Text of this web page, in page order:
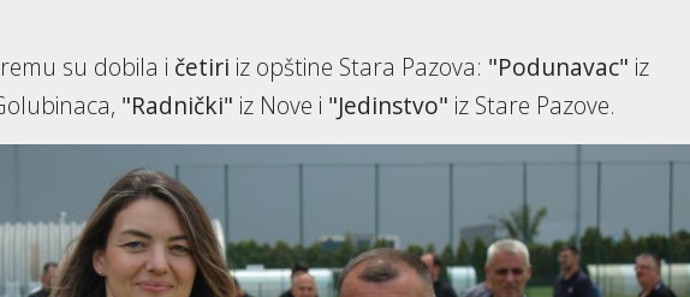
su dobila i četiri iz opštine Stara Pazova: "Podunavac" iz
"Radnički" iz Nove i "Jedinstvo" iz Stare Pazove.